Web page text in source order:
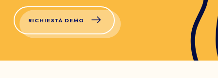
RICHIESTA DEMO